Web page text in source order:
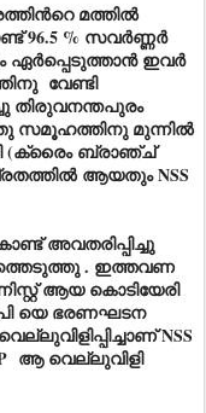
മത്തിൽ
96.5 % സവർണ്ണർ
ഏർപ്പെടുത്താൻ ഇവർ
വേണ്ടി
തിരുവനന്തപുരം
സമൂഹത്തിനു മുന്നിൽ
(ക്രൈം ബ്രാഞ്ച്
ആയതും NSS
അവതരിപ്പിച്ചു
. ഇത്തവണ
ആയ കൊടിയേരി
യെ ഭരണഘടന
NSS
ആ വെല്ലുവിളി